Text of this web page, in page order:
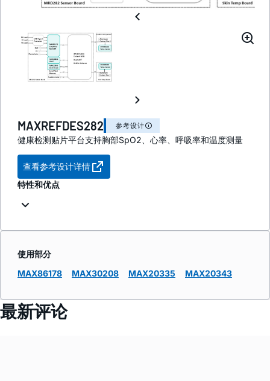
MAXREFDES282 参考设计
健康检测贴片平台支持胸部SpO2、心率、呼吸率和温度测量
查看参考设计详情
特性和优点
使用部分
MAX86178
MAX30208 MAX20335 MAX20343
最新评论